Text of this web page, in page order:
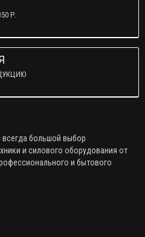
Р.
всегда большой выбор
и силового оборудования от
и бытового